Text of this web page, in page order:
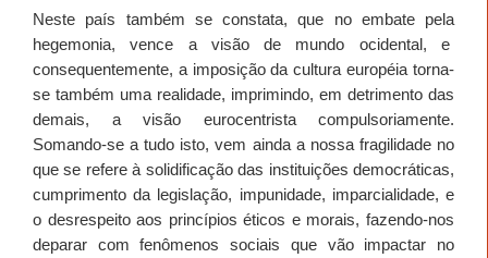
Neste país também se constata, que no embate pela
hegemonia, vence a visão de mundo ocidental, e
consequentemente, a imposição da cultura européia torna-
se também uma realidade, imprimindo, em detrimento das
demais, a visão eurocentrista compulsoriamente.
Somando-se a tudo isto, vem ainda a nossa fragilidade no
que se refere à solidificação das instituições democráticas,
cumprimento da legislação, impunidade, imparcialidade, e
o desrespeito aos princípios éticos e morais, fazendo-nos
deparar com fenômenos sociais que vão impactar no